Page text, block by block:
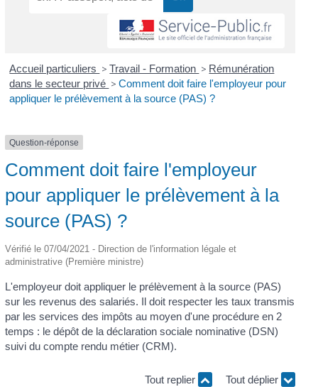
Accueil particuliers > Travail - Formation > Rémunération
dans le secteur privé > Comment doit faire l'employeur pour
appliquer le prélèvement à la source (PAS) ?
Question-réponse
Comment doit faire l'employeur
pour appliquer le prélèvement à la
source (PAS) ?
Vérifié le 07/04/2021 - Direction de l'information légale et
administrative (Première ministre)
L'employeur doit appliquer le prélèvement à la source (PAS)
sur les revenus des salariés. Il doit respecter les taux transmis
par les services des impôts au moyen d'une procédure en 2
temps : le dépôt de la déclaration sociale nominative (DSN)
suivi du compte rendu métier (CRM).
Tout replier Tout déplier